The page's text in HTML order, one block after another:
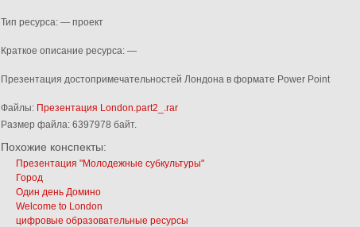
Тип ресурса: — проект
Краткое описание ресурса: —
Презентация достопримечательностей Лондона в формате Power Point
Файлы: Презентация London.part2_.rar
Размер файла: 6397978 байт.
Похожие конспекты:
Презентация "Молодежные субкультуры"
Город
Один день Домино
Welcome to London
цифровые образовательные ресурсы